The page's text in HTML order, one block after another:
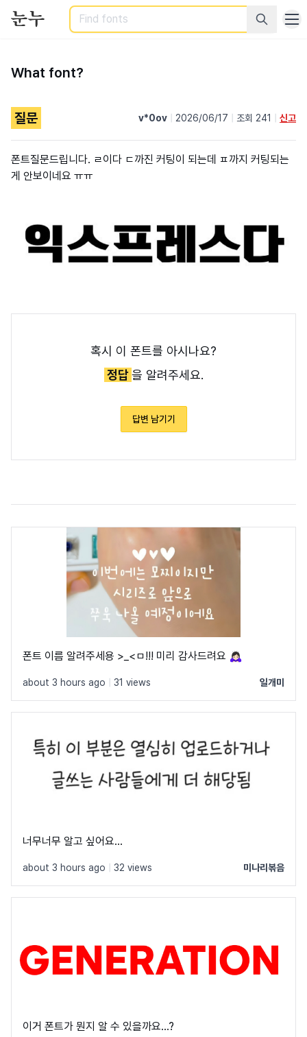
Search
What font?
질문 v*0ov 2026/06/17 조회 241 신고
폰트질문드립니다. ㄹ이다 ㄷ까진 커팅이 되는데 ㅍ까지 커팅되는
게 안보이네요 ㅠㅠ
혹시 이 폰트를 아시나요?
정답을 알려주세요.
답변 남기기
폰트 이름 알려주세용 >_<ㅁ!!! 미리 감사드려요 🙇🏻‍♀️
about 3 hours ago 31 views 일개미
너무너무 알고 싶어요...
about 3 hours ago 32 views 미나리볶음
이거 폰트가 뭔지 알 수 있을까요...?